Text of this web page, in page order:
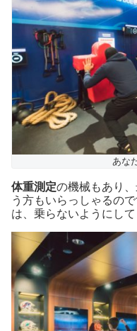
あな
体重測定の機械もあり
う方もいらっしゃるの
は、乗らないようにし